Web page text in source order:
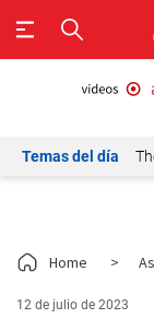
Temas del día
Home >
12 de julio de 2023